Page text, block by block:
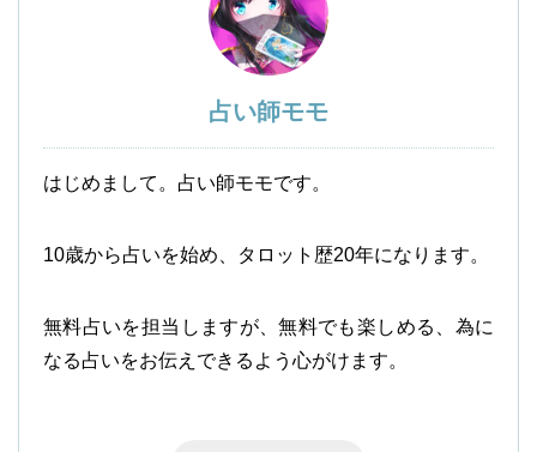
占い師モモ
はじめまして。占い師モモです。
10歳から占いを始め、タロット歴20年になります。
無料占いを担当しますが、無料でも楽しめる、為に
なる占いをお伝えできるよう心がけます。